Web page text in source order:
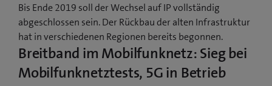
Bis Ende 2019 soll der Wechsel auf IP vollständig
abgeschlossen sein. Der Rückbau der alten Infrastruktur
hat in verschiedenen Regionen bereits begonnen.
Breitband im Mobilfunknetz: Sieg bei
Mobilfunknetztests, 5G in Betrieb